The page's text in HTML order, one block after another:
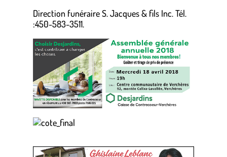
Direction funéraire S. Jacques & fils Inc. Tél.
:450-583-3511.